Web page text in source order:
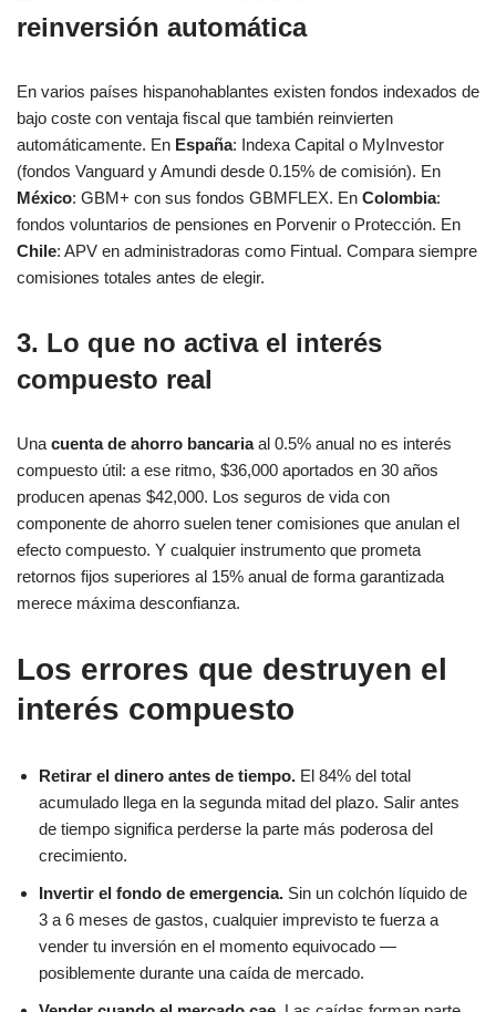
reinversión automática
En varios países hispanohablantes existen fondos indexados de
bajo coste con ventaja fiscal que también reinvierten
automáticamente. En España: Indexa Capital o MyInvestor
(fondos Vanguard y Amundi desde 0.15% de comisión). En
México: GBM+ con sus fondos GBMFLEX. En Colombia:
fondos voluntarios de pensiones en Porvenir o Protección. En
Chile: APV en administradoras como Fintual. Compara siempre
comisiones totales antes de elegir.
3. Lo que no activa el interés
compuesto real
Una cuenta de ahorro bancariaal 0.5% anual no es interés
compuesto útil: a ese ritmo, $36,000 aportados en 30 años
producen apenas $42,000. Los seguros de vida con
componente de ahorro suelen tener comisiones que anulan el
efecto compuesto. Y cualquier instrumento que prometa
retornos fijos superiores al 15% anual de forma garantizada
merece máxima desconfianza.
Los errores que destruyen el
interés compuesto
Retirar el dinero antes de tiempo. El 84% del total
acumulado llega en la segunda mitad del plazo. Salir antes
de tiempo significa perderse la parte más poderosa del
crecimiento.
Invertir el fondo de emergencia. Sin un colchón líquido de
3 a 6 meses de gastos, cualquier imprevisto te fuerza a
vender tu inversión en el momento equivocado —
posiblemente durante una caída de mercado.